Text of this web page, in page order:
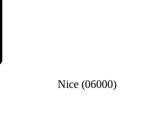
Nice (06000)